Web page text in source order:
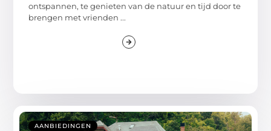
ontspannen, te genieten van de natuur en tijd door te
brengen met vrienden ...
AANBIEDINGEN